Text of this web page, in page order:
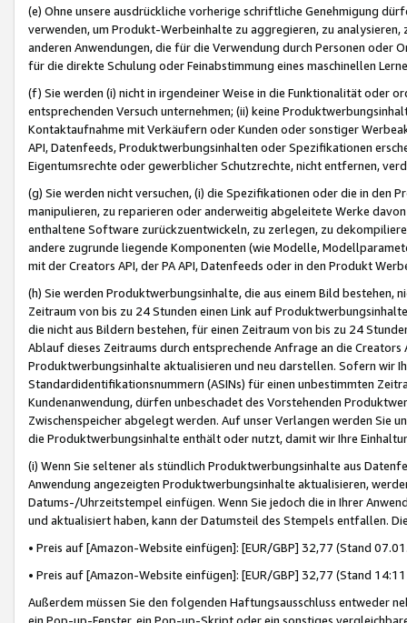
(e) Ohne unsere ausdrückliche vorherige schriftliche Genehmigung
verwenden, um Produkt-Werbeinhalte zu aggregieren, zu
anderen Anwendungen, die für die Verwendung durch Personen
für die direkte Schulung oder Feinabstimmung eines maschinellen
(f) Sie werden (i) nicht in irgendeiner Weise in die Funktionalität oder
entsprechenden Versuch unternehmen; (ii) keine
Kontaktaufnahme mit Verkäufern oder Kunden oder sonstiger
API, Datenfeeds, Produktwerbungsinhalten oder Spezifikationen
Eigentumsrechte oder gewerblicher Schutzrechte, nicht entfernen,
(g) Sie werden nicht versuchen, (i) die Spezifikationen oder die in
manipulieren, zu reparieren oder anderweitig abgeleitete Werke
enthaltene Software zurückzuentwickeln, zu zerlegen, zu
andere zugrunde liegende Komponenten (wie Modelle,
mit der Creators API, der PA API, Datenfeeds oder in den Produkt
(h) Sie werden Produktwerbungsinhalte, die aus einem Bild bestehen,
Zeitraum von bis zu 24 Stunden einen Link auf
die nicht aus Bildern bestehen, für einen Zeitraum von bis zu 24
Ablauf dieses Zeitraums durch entsprechende Anfrage an die
Produktwerbungsinhalte aktualisieren und neu darstellen. Sofern wir
Standardidentifikationsnummern (ASINs) für einen unbestimmten
Kundenanwendung, dürfen unbeschadet des Vorstehenden
Zwischenspeicher abgelegt werden. Auf unser Verlangen werden Sie
die Produktwerbungsinhalte enthält oder nutzt, damit wir Ihre
(i) Wenn Sie seltener als stündlich Produktwerbungsinhalte aus
Anwendung angezeigten Produktwerbungsinhalte aktualisieren,
Datums-/Uhrzeitstempel einfügen. Wenn Sie jedoch die in Ihrer
und aktualisiert haben, kann der Datumsteil des Stempels entfallen.
• Preis auf [Amazon-Website einfügen]: [EUR/GBP] 32,77 (Stand
• Preis auf [Amazon-Website einfügen]: [EUR/GBP] 32,77 (Stand
Außerdem müssen Sie den folgenden Haftungsausschluss entweder
ein Pop-up-Fenster, ein Pop-up-Skript oder ein sonstiges